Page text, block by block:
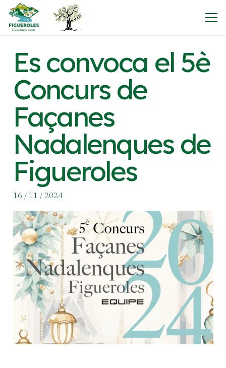
Es convoca el 5è
Concurs de
Façanes
Nadalenques de
Figueroles
16 / 11 / 2024